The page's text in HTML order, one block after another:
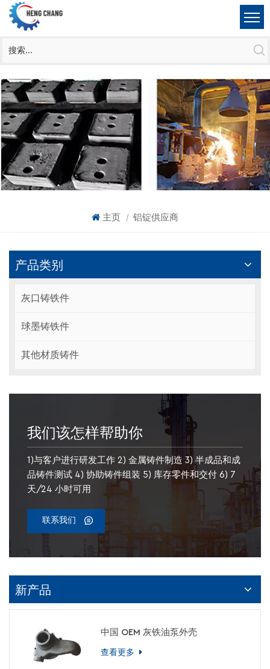
主页 | 铝锭供应商
产品类别
灰口铸铁件
球墨铸铁件
其他材质铸件
我们该怎样帮助你
1)与客户进行研发工作 2) 金属铸件制造 3) 半成品和成
品铸件测试 4) 协助铸件组装 5) 库存零件和交付 6) 7
天/24 小时可用
联系我们
新产品
中国 OEM 灰铁油泵外壳
查看更多